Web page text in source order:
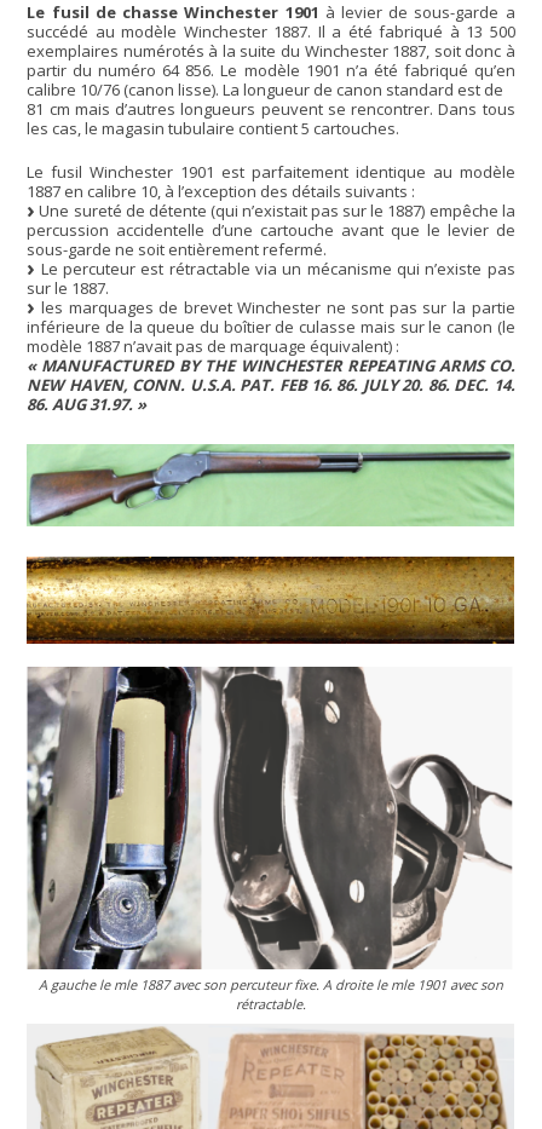
Le fusil de chasse Winchester 1901 à levier de sous-garde a
succédé au modèle Winchester 1887. Il a été fabriqué à 13 500
exemplaires numérotés à la suite du Winchester 1887, soit donc à
partir du numéro 64 856. Le modèle 1901 n’a été fabriqué qu’en
calibre 10/76 (canon lisse). La longueur de canon standard est de
81 cm mais d’autres longueurs peuvent se rencontrer. Dans tous
les cas, le magasin tubulaire contient 5 cartouches.
Le fusil Winchester 1901 est parfaitement identique au modèle
1887 en calibre 10, à l’exception des détails suivants :
Une sureté de détente (qui n’existait pas sur le 1887) empêche la
percussion accidentelle d’une cartouche avant que le levier de
sous-garde ne soit entièrement refermé.
Le percuteur est rétractable via un mécanisme qui n’existe pas
sur le 1887.
les marquages de brevet Winchester ne sont pas sur la partie
inférieure de la queue du boîtier de culasse mais sur le canon (le
modèle 1887 n’avait pas de marquage équivalent) :
« MANUFACTURED BY THE WINCHESTER REPEATING ARMS CO.
NEW HAVEN, CONN. U.S.A. PAT. FEB 16. 86. JULY 20. 86. DEC. 14.
86. AUG 31.97. »
A gauche le mle 1887 avec son percuteur fixe. A droite le mle 1901 avec son
rétractable.